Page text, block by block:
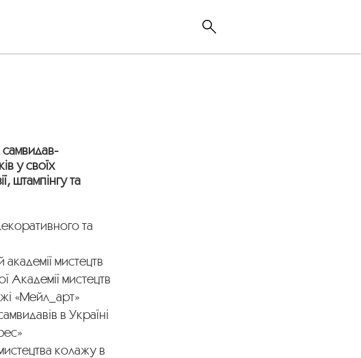
самвидав-
у своїх
штампінгу та
та
мистецтв
Академії мистецтв
«Мейл_арт»
в Україні
колажу в